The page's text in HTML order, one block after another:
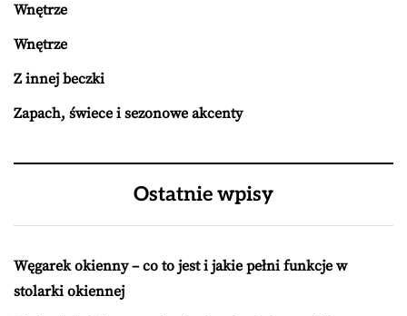
Wnętrze
Wnętrze
Z innej beczki
Zapach, świece i sezonowe akcenty
Ostatnie wpisy
Węgarek okienny – co to jest i jakie pełni funkcje w
stolarki okiennej